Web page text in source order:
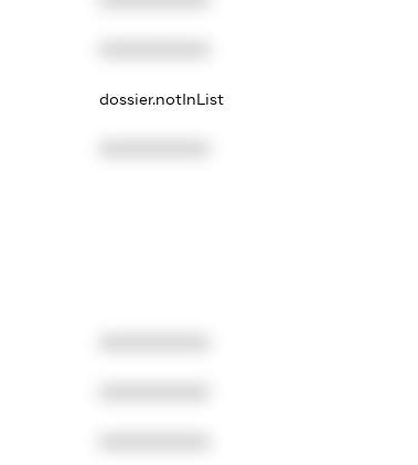
dossier.notInList